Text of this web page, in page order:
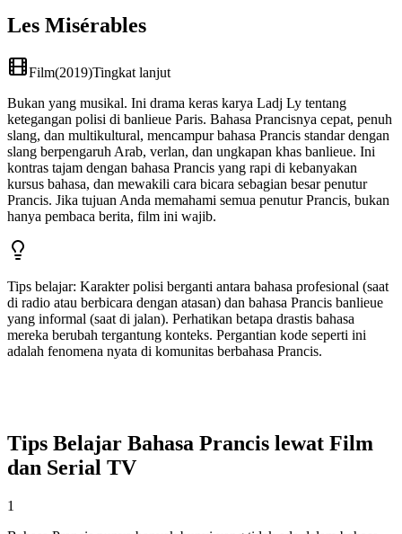
Les Misérables
Film(2019)Tingkat lanjut
Bukan yang musikal. Ini drama keras karya Ladj Ly tentang
ketegangan polisi di banlieue Paris. Bahasa Prancisnya cepat, penuh
slang, dan multikultural, mencampur bahasa Prancis standar dengan
slang berpengaruh Arab, verlan, dan ungkapan khas banlieue. Ini
kontras tajam dengan bahasa Prancis yang rapi di kebanyakan
kursus bahasa, dan mewakili cara bicara sebagian besar penutur
Prancis. Jika tujuan Anda memahami semua penutur Prancis, bukan
hanya pembaca berita, film ini wajib.
Tips belajar: Karakter polisi berganti antara bahasa profesional (saat
di radio atau berbicara dengan atasan) dan bahasa Prancis banlieue
yang informal (saat di jalan). Perhatikan betapa drastis bahasa
mereka berubah tergantung konteks. Pergantian kode seperti ini
adalah fenomena nyata di komunitas berbahasa Prancis.
Tips Belajar Bahasa Prancis lewat Film
dan Serial TV
1